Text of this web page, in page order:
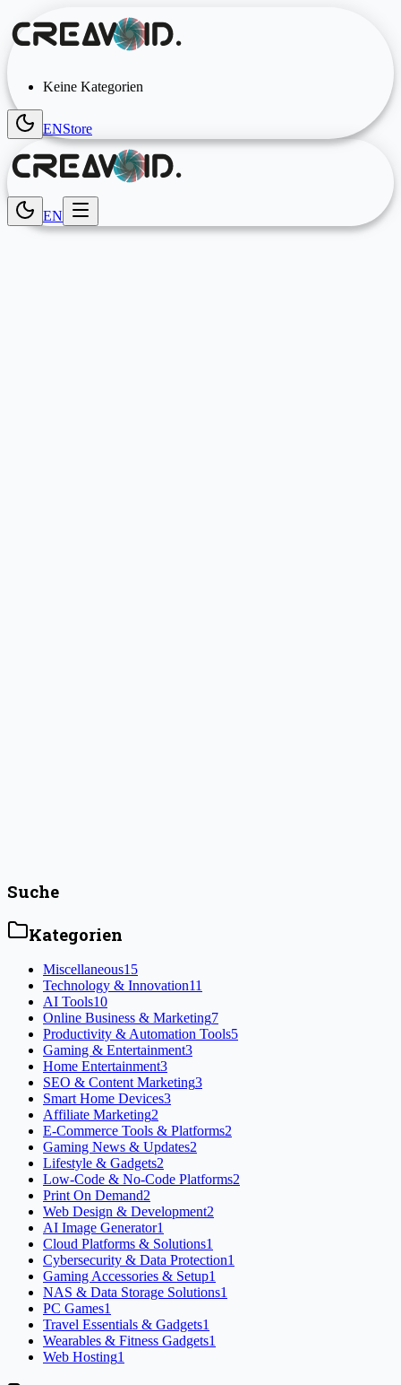
Keine Kategorien
ENStore
EN
Suche
Kategorien
Miscellaneous15
Technology & Innovation11
AI Tools10
Online Business & Marketing7
Productivity & Automation Tools5
Gaming & Entertainment3
Home Entertainment3
SEO & Content Marketing3
Smart Home Devices3
Affiliate Marketing2
E-Commerce Tools & Platforms2
Gaming News & Updates2
Lifestyle & Gadgets2
Low-Code & No-Code Platforms2
Print On Demand2
Web Design & Development2
AI Image Generator1
Cloud Platforms & Solutions1
Cybersecurity & Data Protection1
Gaming Accessories & Setup1
NAS & Data Storage Solutions1
PC Games1
Travel Essentials & Gadgets1
Wearables & Fitness Gadgets1
Web Hosting1